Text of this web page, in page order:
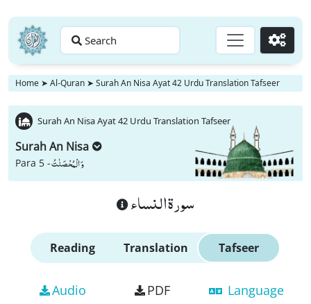
Search Go
Home ➤ Al-Quran ➤ Surah An Nisa Ayat 42 Urdu Translation Tafseer
Surah An Nisa Ayat 42 Urdu Translation Tafseer
Surah An Nisa
Para 5 -وَ الْمُحْصَنٰتُ
سورة النساء
Reading Translation Tafseer
Audio PDF Language